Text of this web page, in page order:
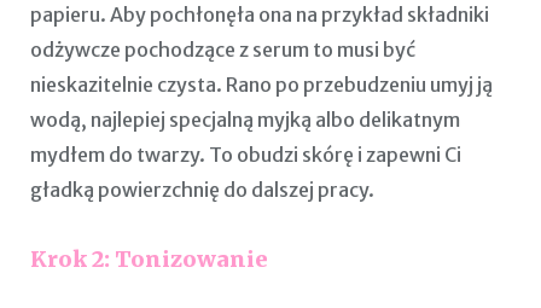
papieru. Aby pochłonęła ona na przykład składniki
odżywcze pochodzące z serum to musi być
nieskazitelnie czysta. Rano po przebudzeniu umyj ją
wodą, najlepiej specjalną myjką albo delikatnym
mydłem do twarzy. To obudzi skórę i zapewni Ci
gładką powierzchnię do dalszej pracy.
Krok 2: Tonizowanie